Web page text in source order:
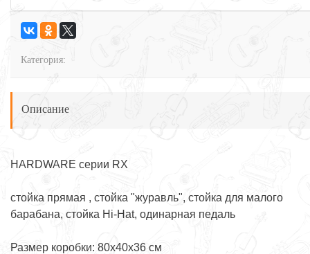
Категория:
Описание
HARDWARE серии RX
стойка прямая , стойка "журавль", стойка для малого
барабана, стойка Hi-Hat, одинарная педаль
Размер коробки: 80х40х36 см